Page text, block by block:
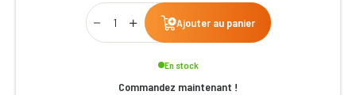
Qty
Ajouter au panier
En stock
Commandez maintenant !